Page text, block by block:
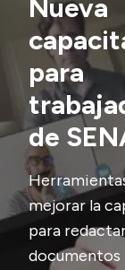
Transparencia
Presupuesto
Boletín Oficial
Compras y
Consulta de
Consulta de
Convocatorias
Intranet
Nueva
para
de
mejorar la
para
documentos